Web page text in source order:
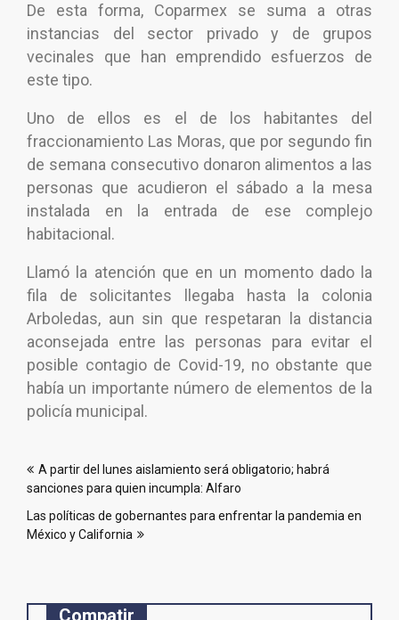
De esta forma, Coparmex se suma a otras
instancias del sector privado y de grupos
vecinales que han emprendido esfuerzos de
este tipo.
Uno de ellos es el de los habitantes del
fraccionamiento Las Moras, que por segundo fin
de semana consecutivo donaron alimentos a las
personas que acudieron el sábado a la mesa
instalada en la entrada de ese complejo
habitacional.
Llamó la atención que en un momento dado la
fila de solicitantes llegaba hasta la colonia
Arboledas, aun sin que respetaran la distancia
aconsejada entre las personas para evitar el
posible contagio de Covid-19, no obstante que
había un importante número de elementos de la
policía municipal.
de
entradas
A partir del lunes aislamiento será obligatorio; habrá
sanciones para quien incumpla: Alfaro
Las políticas de gobernantes para enfrentar la pandemia en
México y California